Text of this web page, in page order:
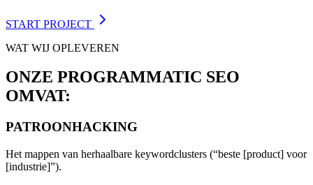
START PROJECT
WAT WIJ OPLEVEREN
ONZE PROGRAMMATIC SEO
OMVAT:
PATROONHACKING
Het mappen van herhaalbare keywordclusters (“beste [product] voor
[industrie]”).